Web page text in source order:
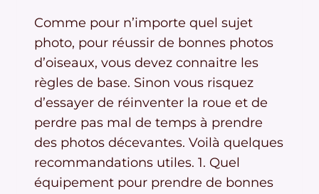
Comme pour n’importe quel sujet
photo, pour réussir de bonnes photos
d’oiseaux, vous devez connaitre les
règles de base. Sinon vous risquez
d’essayer de réinventer la roue et de
perdre pas mal de temps à prendre
des photos décevantes. Voilà quelques
recommandations utiles. 1. Quel
équipement pour prendre de bonnes